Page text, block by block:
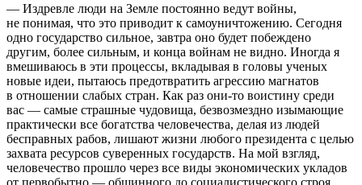
— Издревле люди на Земле постоянно ведут войны,
не понимая, что это приводит к самоуничтожению. Сегодня
одно государство сильное, завтра оно будет побеждено
другим, более сильным, и конца войнам не видно. Иногда я
вмешиваюсь в эти процессы, вкладывая в головы ученых
новые идеи, пытаюсь предотвратить агрессию магнатов
в отношении слабых стран. Как раз они-то воистину среди
вас — самые страшные чудовища, безвозмездно изымающие
практически все богатства человечества, делая из людей
бесправных рабов, лишают жизни любого президента с целью
захвата ресурсов суверенных государств. На мой взгляд,
человечество прошло через все виды экономических укладов
от первобытно — общинного до социалистического строя